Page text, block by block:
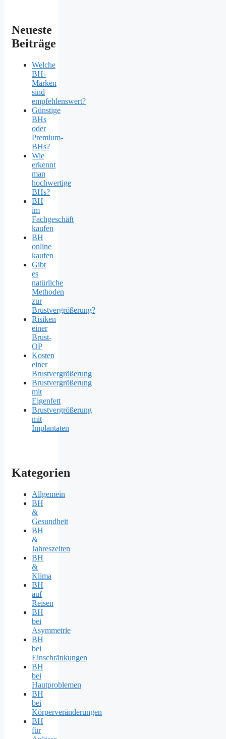
Neueste
Beiträge
Welche
BH-
Marken
sind
empfehlenswert?
Günstige
BHs
oder
Premium-
BHs?
Wie
erkennt
man
hochwertige
BHs?
BH
im
Fachgeschäft
kaufen
BH
online
kaufen
Gibt
es
natürliche
Methoden
zur
Brustvergrößerung?
Risiken
einer
Brust-
OP
Kosten
einer
Brustvergrößerung
Brustvergrößerung
mit
Eigenfett
Brustvergrößerung
mit
Implantaten
Kategorien
Allgemein
BH
&
Gesundheit
BH
&
Jahreszeiten
BH
&
Klima
BH
auf
Reisen
BH
bei
Asymmetrie
BH
bei
Einschränkungen
BH
bei
Hautproblemen
BH
bei
Körperveränderungen
BH
für